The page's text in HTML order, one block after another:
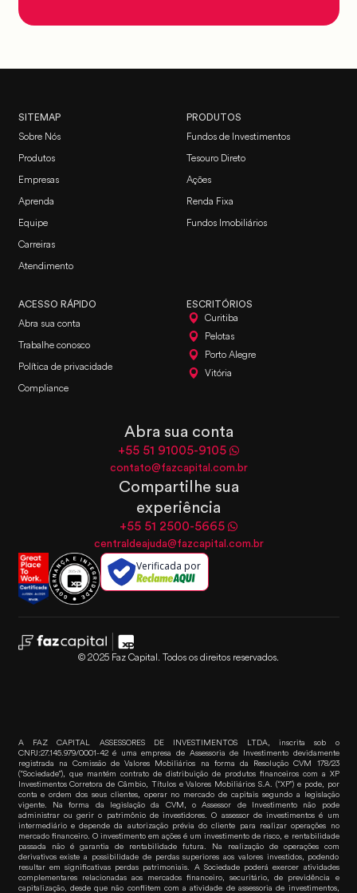
SITEMAP
Sobre Nós
Produtos
Empresas
Aprenda
Equipe
Carreiras
Atendimento
PRODUTOS
Fundos de Investimentos
Tesouro Direto
Ações
Renda Fixa
Fundos Imobiliários
ACESSO RÁPIDO
Abra sua conta
Trabalhe conosco
Política de privacidade
Compliance
ESCRITÓRIOS
Curitiba
Pelotas
Porto Alegre
Vitória
Abra sua conta
+55 51 91005-9105
contato@fazcapital.com.br
Compartilhe sua
experiência
+55 51 2500-5665
centraldeajuda@fazcapital.com.br
Verificada por
© 2025 Faz Capital. Todos os direitos reservados.
A FAZ CAPITAL ASSESSORES DE INVESTIMENTOS LTDA, inscrita sob o
CNPJ:27.145.979/0001-42 é uma empresa de Assessoria de Investimento devidamente
registrada na Comissão de Valores Mobiliários na forma da Resolução CVM 178/23
(“Sociedade”), que mantém contrato de distribuição de produtos financeiros com a XP
Investimentos Corretora de Câmbio, Títulos e Valores Mobiliários S.A. (“XP”) e pode, por
conta e ordem dos seus clientes, operar no mercado de capitais segundo a legislação
vigente. Na forma da legislação da CVM, o Assessor de Investimento não pode
administrar ou gerir o patrimônio de investidores. O assessor de investimentos é um
intermediário e depende da autorização prévia do cliente para realizar operações no
mercado financeiro. O investimento em ações é um investimento de risco, e rentabilidade
passada não é garantia de rentabilidade futura. Na realização de operações com
derivativos existe a possibilidade de perdas superiores aos valores investidos, podendo
resultar em significativas perdas patrimoniais. A Sociedade poderá exercer atividades
complementares relacionadas aos mercados financeiro, securitário, de previdência e
capitalização, desde que não conflitem com a atividade de assessoria de investimentos,